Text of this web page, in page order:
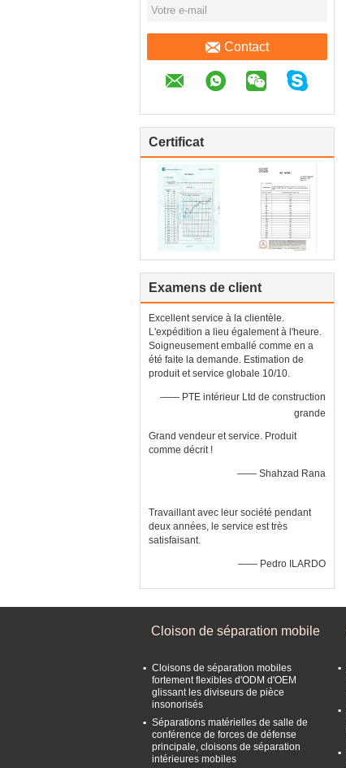
Contact
Certificat
Examens de client
Excellent service à la clientèle.
L'expédition a lieu également à l'heure.
Soigneusement emballé comme en a
été faite la demande. Estimation de
produit et service globale 10/10.
—— PTE intérieur Ltd de construction
grande
Grand vendeur et service. Produit
comme décrit !
—— Shahzad Rana
Travaillant avec leur société pendant
deux années, le service est très
satisfaisant.
—— Pedro ILARDO
Cloison de séparation mobile
Cloisons de séparation mobiles
fortement flexibles d'ODM d'OEM
glissant les diviseurs de pièce
insonorisés
Séparations matérielles de salle de
conférence de forces de défense
principale, cloisons de séparation
intérieures mobiles